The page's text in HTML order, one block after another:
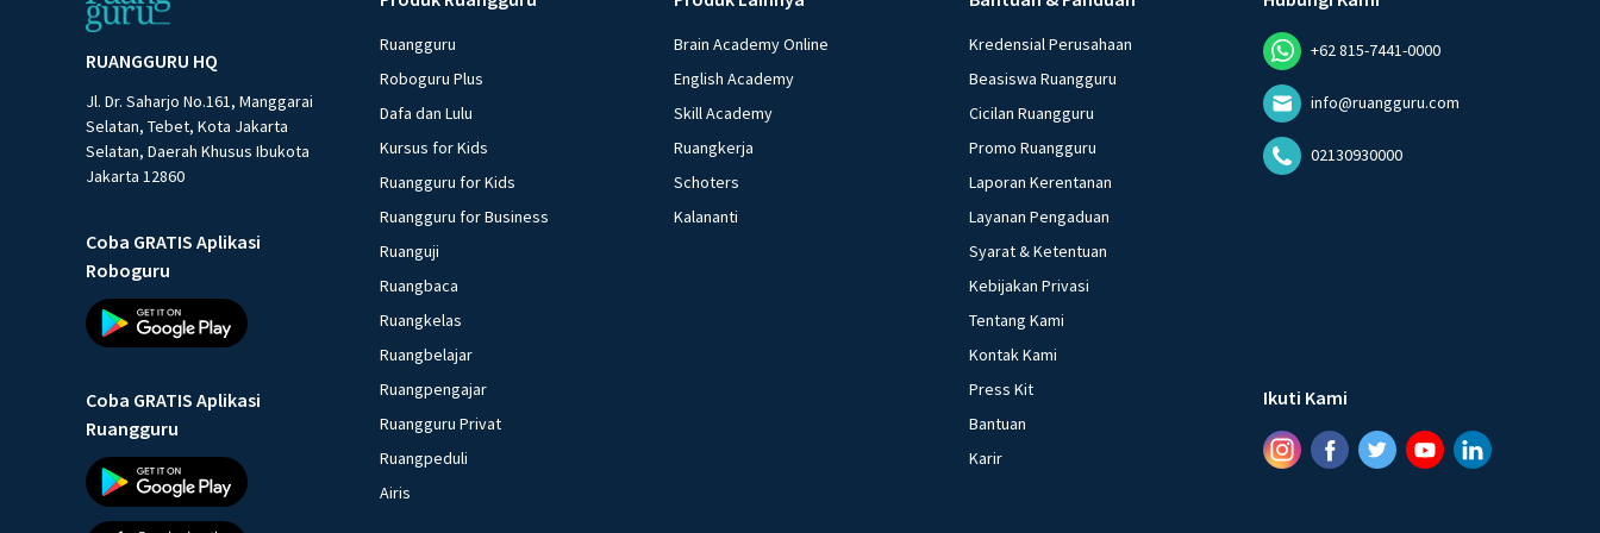
RUANGGURU HQ
Jl. Dr. Saharjo No.161, Manggarai
Selatan, Tebet, Kota Jakarta
Selatan, Daerah Khusus Ibukota
Jakarta 12860
Coba GRATIS Aplikasi
Roboguru
Coba GRATIS Aplikasi
Ruangguru
Ruangguru
Roboguru Plus
Dafa dan Lulu
Kursus for Kids
Ruangguru for Kids
Ruangguru for Business
Ruanguji
Ruangbaca
Ruangkelas
Ruangbelajar
Ruangpengajar
Ruangguru Privat
Ruangpeduli
Airis
Brain Academy Online
English Academy
Skill Academy
Ruangkerja
Schoters
Kalananti
Kredensial Perusahaan
Beasiswa Ruangguru
Cicilan Ruangguru
Promo Ruangguru
Laporan Kerentanan
Layanan Pengaduan
Syarat & Ketentuan
Kebijakan Privasi
Tentang Kami
Kontak Kami
Press Kit
Bantuan
Karir
+62 815-7441-0000
info@ruangguru.com
02130930000
Ikuti Kami